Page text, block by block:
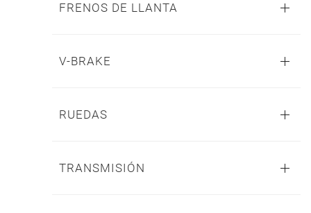
FRENOS DE LLANTA
V-BRAKE
RUEDAS
TRANSMISIÓN